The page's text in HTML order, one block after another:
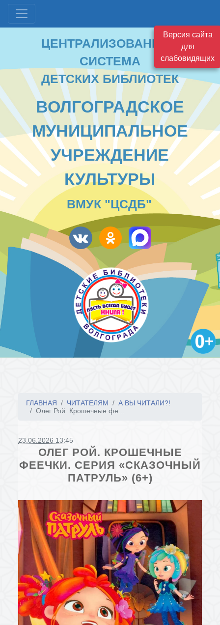
Версия сайта
для
слабовидящих
ЦЕНТРАЛИЗОВАННАЯ
СИСТЕМА
ДЕТСКИХ БИБЛИОТЕК
ВМУК "ЦСДБ"
ВОЛГОГРАДСКОЕ
МУНИЦИПАЛЬНОЕ
УЧРЕЖДЕНИЕ
КУЛЬТУРЫ
ГЛАВНАЯ ЧИТАТЕЛЯМ
А ВЫ ЧИТАЛИ?!
Олег Рой. Крошечные фе...
23.06.2026 13:45
ОЛЕГ РОЙ. КРОШЕЧНЫЕ
ФЕЕЧКИ. СЕРИЯ «СКАЗОЧНЫЙ
ПАТРУЛЬ» (6+)